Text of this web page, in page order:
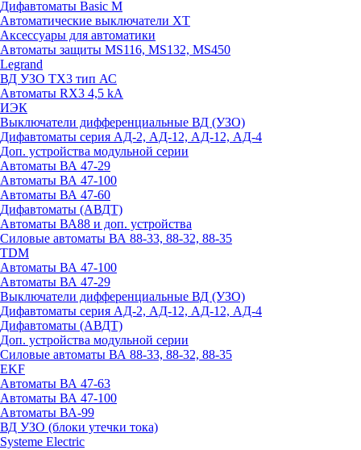
Дифавтоматы Basic M
Автоматические выключатели XT
Аксессуары для автоматики
Автоматы защиты MS116, MS132, MS450
Legrand
ВД УЗО TX3 тип АС
Автоматы RX3 4,5 kA
ИЭК
Выключатели дифференциальные ВД (УЗО)
Дифавтоматы серия АД-2, АД-12, АД-12, АД-4
Доп. устройства модульной серии
Автоматы ВА 47-29
Автоматы ВА 47-100
Автоматы ВА 47-60
Дифавтоматы (АВДТ)
Автоматы ВА88 и доп. устройства
Силовые автоматы ВА 88-33, 88-32, 88-35
TDM
Автоматы ВА 47-100
Автоматы ВА 47-29
Выключатели дифференциальные ВД (УЗО)
Дифавтоматы серия АД-2, АД-12, АД-12, АД-4
Дифавтоматы (АВДТ)
Доп. устройства модульной серии
Силовые автоматы ВА 88-33, 88-32, 88-35
EKF
Автоматы ВА 47-63
Автоматы ВА 47-100
Автоматы ВА-99
ВД УЗО (блоки утечки тока)
Systeme Electric